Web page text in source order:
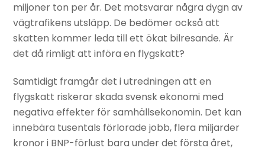
miljoner ton per år. Det motsvarar några dygn av
vägtrafikens utsläpp. De bedömer också att
skatten kommer leda till ett ökat bilresande. Är
det då rimligt att införa en flygskatt?
Samtidigt framgår det i utredningen att en
flygskatt riskerar skada svensk ekonomi med
negativa effekter för samhällsekonomin. Det kan
innebära tusentals förlorade jobb, flera miljarder
kronor i BNP-förlust bara under det första året,